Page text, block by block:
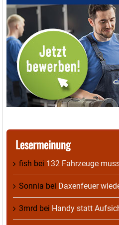
Lesermeinung
fish bei 132 Fahrzeuge
Sonnia bei Daxenfeuer
3mrd bei Handy statt